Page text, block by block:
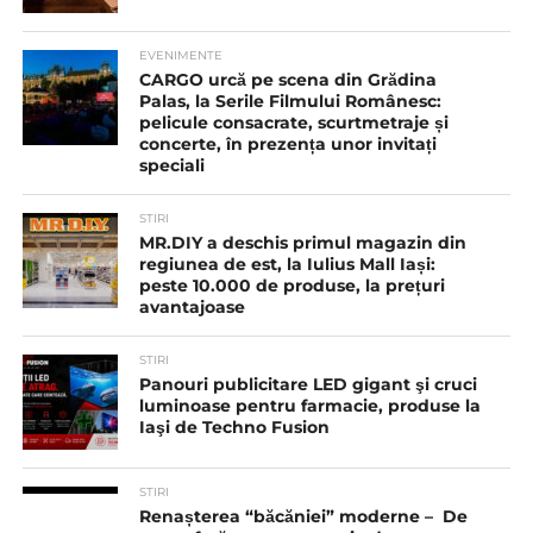
EVENIMENTE
CARGO urcă pe scena din Grădina
Palas, la Serile Filmului Românesc:
pelicule consacrate, scurtmetraje și
concerte, în prezența unor invitați
speciali
STIRI
MR.DIY a deschis primul magazin din
regiunea de est, la Iulius Mall Iași:
peste 10.000 de produse, la prețuri
avantajoase
STIRI
Panouri publicitare LED gigant şi cruci
luminoase pentru farmacie, produse la
Iaşi de Techno Fusion
STIRI
Renașterea “băcăniei” moderne – De